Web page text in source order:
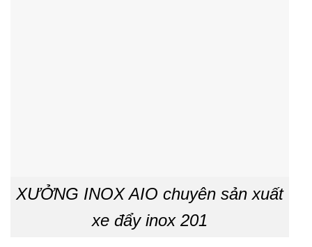
XƯỞNG INOX AIO chuyên sản xuất
xe đẩy inox 201